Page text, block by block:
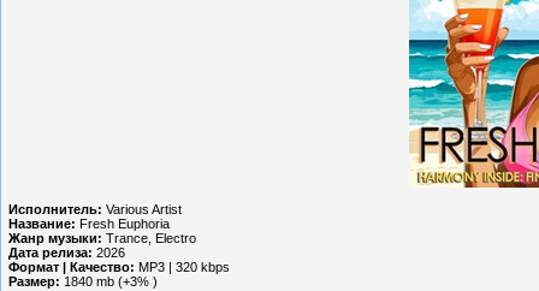
Исполнитель: Various Artist
Название: Fresh Euphoria
Жанр музыки: Trance, Electro
Дата релиза: 2026
Формат | Качество: MP3 | 320 kbps
Размер: 1840 mb (+3% )